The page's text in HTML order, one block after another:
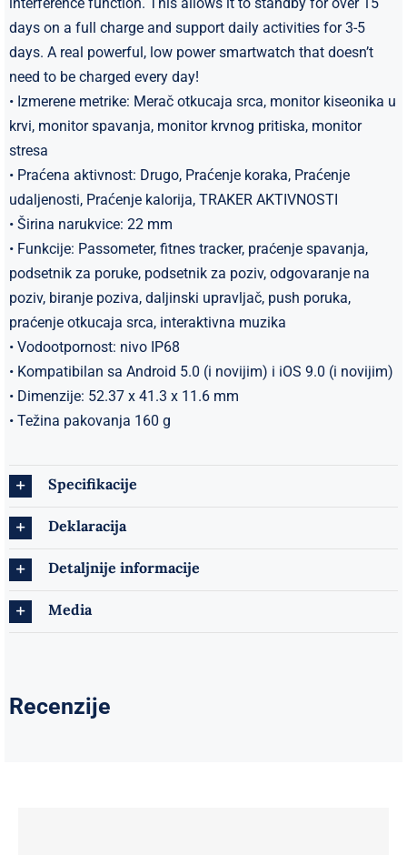
days on a full charge and support daily activities for 3-5
days. A real powerful, low power smartwatch that doesn’t
need to be charged every day!
• Izmerene metrike: Merač otkucaja srca, monitor kiseonika u
krvi, monitor spavanja, monitor krvnog pritiska, monitor
stresa
• Praćena aktivnost: Drugo, Praćenje koraka, Praćenje
udaljenosti, Praćenje kalorija, TRAKER AKTIVNOSTI
• Širina narukvice: 22 mm
• Funkcije: Passometer, fitnes tracker, praćenje spavanja,
podsetnik za poruke, podsetnik za poziv, odgovaranje na
poziv, biranje poziva, daljinski upravljač, push poruka,
praćenje otkucaja srca, interaktivna muzika
• Vodootpornost: nivo IP68
• Kompatibilan sa Android 5.0 (i novijim) i iOS 9.0 (i novijim)
• Dimenzije: 52.37 x 41.3 x 11.6 mm
• Težina pakovanja 160 g
Specifikacije
Deklaracija
Detaljnije informacije
Media
Recenzije